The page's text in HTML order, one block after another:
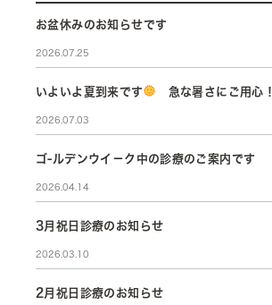
お盆休みのお知らせです
2026.07.25
いよいよ夏到来です 急な暑さにご用心！
2026.07.03
ゴ-ルデンウイ－ク中の診療のご案内です
2026.04.14
3月祝日診療のお知らせ
2026.03.10
2月祝日診療のお知らせ